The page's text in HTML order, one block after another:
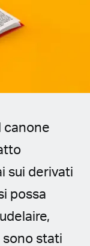
canone
sui derivati
possa
sono stati